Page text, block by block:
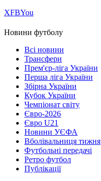
ХFBYou
Новини футболу
Всі новини
Трансфери
Прем'єр-ліга України
Перша ліга України
Збірна України
Кубок України
Чемпіонат світу
Євро-2026
Євро U21
Новини УЄФА
Вболівальниця тижня
Футбольні передачі
Ретро футбол
Публікації